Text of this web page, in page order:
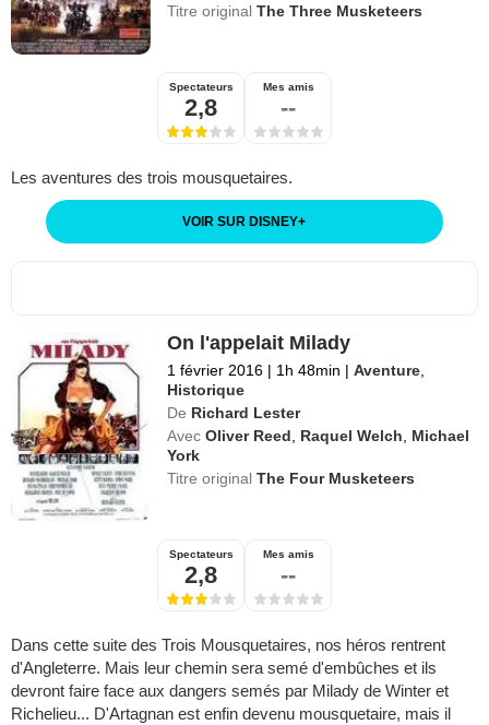
Titre originalThe Three Musketeers
Spectateurs
2,8
Mes amis
--
Les aventures des trois mousquetaires.
VOIR SUR DISNEY+
On l'appelait Milady
1 février 2016 | 1h 48min | Aventure
Historique
De Richard Lester
Avec Oliver Reed Raquel Welch
Michael
York
Titre originalThe Four Musketeers
Spectateurs
2,8
Mes amis
--
Dans cette suite des Trois Mousquetaires, nos héros rentrent
d'Angleterre. Mais leur chemin sera semé d'embûches et ils
devront faire face aux dangers semés par Milady de Winter et
Richelieu... D'Artagnan est enfin devenu mousquetaire, mais il